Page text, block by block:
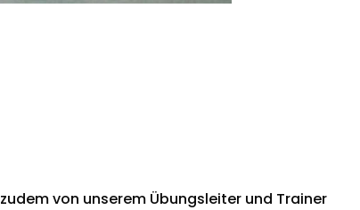
von unserem Übungsleiter und Trainer